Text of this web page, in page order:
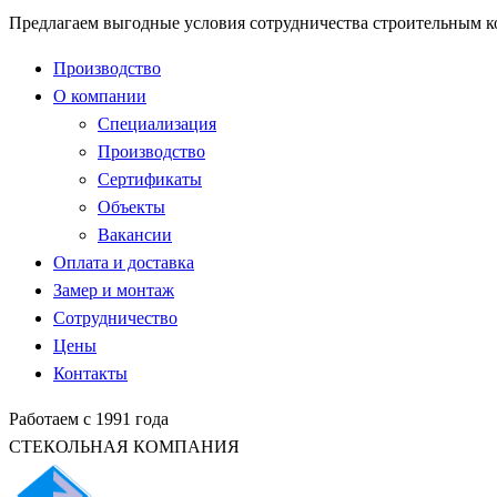
Предлагаем выгодные условия сотрудничества строительным
Производство
О компании
Специализация
Производство
Сертификаты
Объекты
Вакансии
Оплата и доставка
Замер и монтаж
Сотрудничество
Цены
Контакты
Работаем с 1991 года
СТЕКОЛЬНАЯ КОМПАНИЯ